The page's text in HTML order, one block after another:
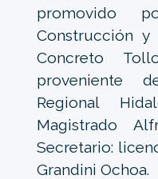
promovido
Construcción
Concreto
proveniente
Regional
Magistrado
Secretario:
Grandini Ochoa.